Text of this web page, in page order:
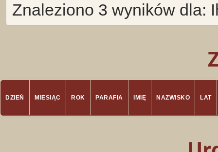
Znaleziono 3 wyników dla:
DZIEŃ MIESIĄC ROK PARAFIA IMIĘ NAZWISKO LAT